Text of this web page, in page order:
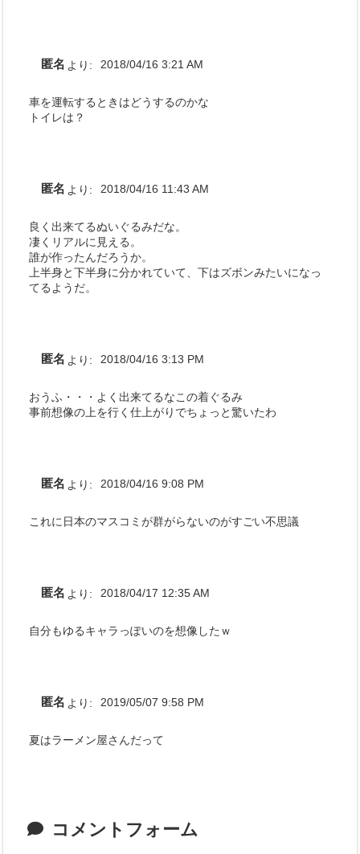
匿名 より: 2018/04/16 3:21 AM
車を運転するときはどうするのかな
トイレは？
匿名 より: 2018/04/16 11:43 AM
良く出来てるぬいぐるみだな。
凄くリアルに見える。
誰が作ったんだろうか。
上半身と下半身に分かれていて、下はズボンみたいになっ
てるようだ。
匿名 より: 2018/04/16 3:13 PM
おうふ・・・よく出来てるなこの着ぐるみ
事前想像の上を行く仕上がりでちょっと驚いたわ
匿名 より: 2018/04/16 9:08 PM
これに日本のマスコミが群がらないのがすごい不思議
匿名 より: 2018/04/17 12:35 AM
自分もゆるキャラっぽいのを想像したｗ
匿名 より: 2019/05/07 9:58 PM
夏はラーメン屋さんだって
コメントフォーム